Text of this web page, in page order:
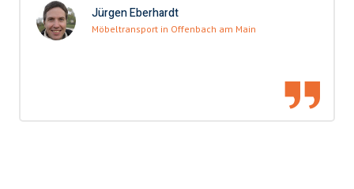
Jürgen Eberhardt
Möbeltransport in Offenbach am Main